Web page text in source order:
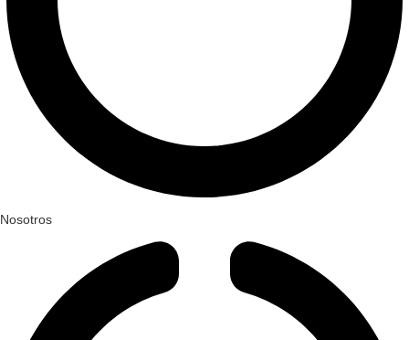
Nosotros